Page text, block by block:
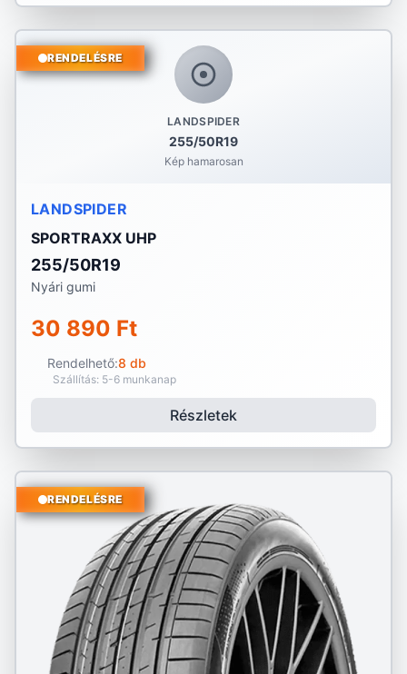
LANDSPIDER
255/50R19
Kép hamarosan
RENDELÉSRE
LANDSPIDER
SPORTRAXX UHP
255/50R19
Nyári gumi
30 890 Ft
Rendelhető:8 db
Szállítás: 5-6 munkanap
Részletek
RENDELÉSRE